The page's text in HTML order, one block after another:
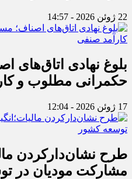
22 ژوئن 2026 - 14:57
بلوغ نهادی اتاق‌های
حکمرانی مطلوب و
17 ژوئن 2026 - 12:04
طرح نشان‌دارکردن
مشارکت مودیان در